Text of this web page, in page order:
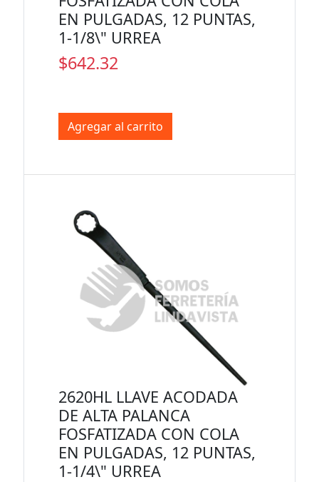
EN PULGADAS, 12 PUNTAS,
1-1/8\" URREA
$642.32
Agregar al carrito
2620HL LLAVE ACODADA
DE ALTA PALANCA
FOSFATIZADA CON COLA
EN PULGADAS, 12 PUNTAS,
1-1/4\" URREA